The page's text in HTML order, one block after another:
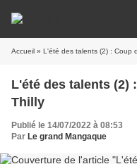
Accueil » L'été des talents (2) : Coup
L'été des talents (2)
Thilly
Publié le 14/07/2022 à 08:53
Par Le grand Mangaque